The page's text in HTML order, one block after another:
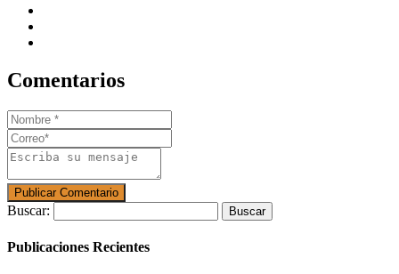
Comentarios
Buscar:
Publicaciones Recientes